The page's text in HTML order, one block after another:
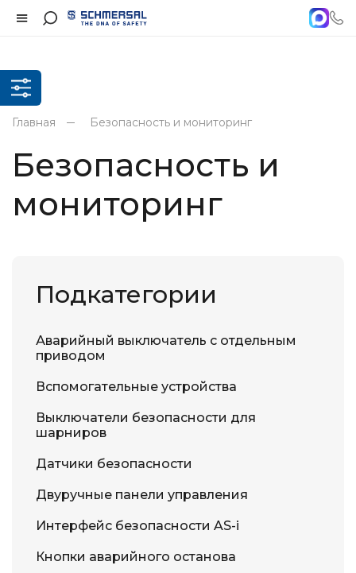
Главная Безопасность и мониторинг
Безопасность и
мониторинг
Подкатегории
Аварийный выключатель с отдельным
приводом
Вспомогательные устройства
Выключатели безопасности для
шарниров
Датчики безопасности
Двуручные панели управления
Интерфейс безопасности AS-i
Кнопки аварийного останова